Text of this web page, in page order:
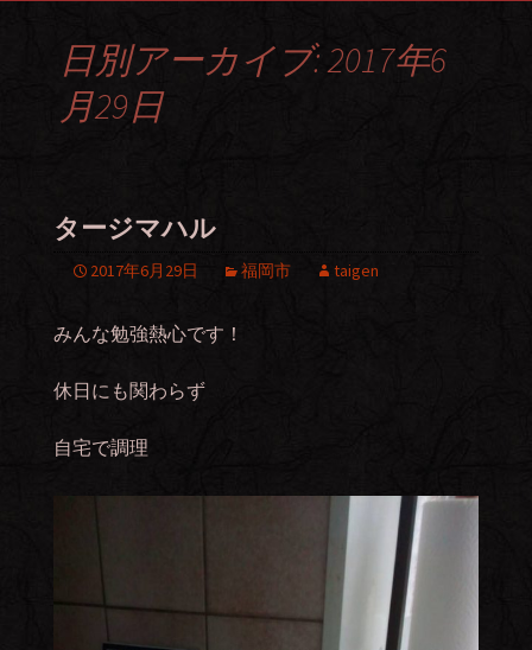
日別アーカイブ: 2017年6
月29日
タージマハル
2017年6月29日 福岡市 taigen
みんな勉強熱心です！
休日にも関わらず
自宅で調理